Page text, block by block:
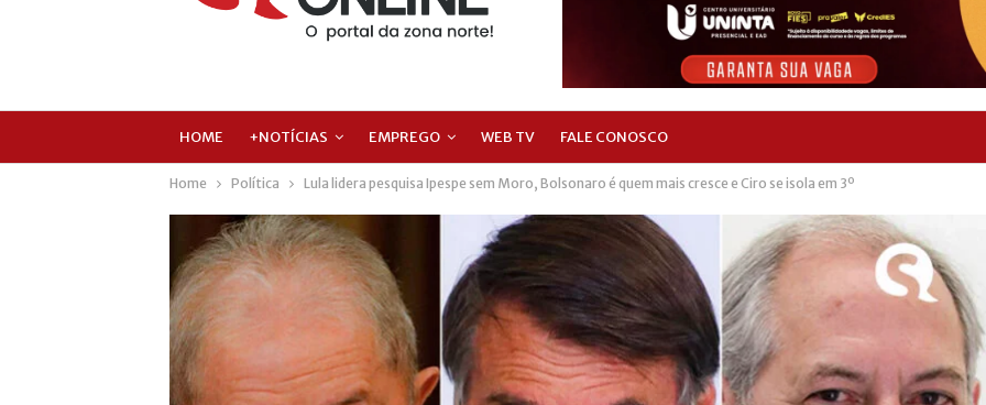
HOME +NOTÍCIAS EMPREGO WEB TV FALE CONOSCO
Home Política Lula lidera pesquisa Ipespe sem Moro, Bolsonaro é quem mais cresce e Ciro se isola em 3º